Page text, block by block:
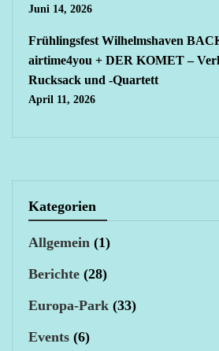
Juni 14, 2026
Frühlingsfest Wilhelmshaven
airtime4you + DER KOMET –
Rucksack und -Quartett
April 11, 2026
Kategorien
Allgemein (1)
Berichte (28)
Europa-Park (33)
Events (6)